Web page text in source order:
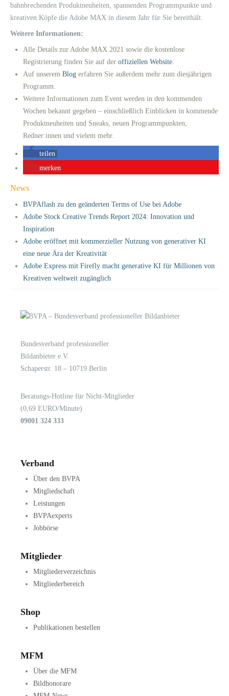
bahnbrechenden Produktneuheiten, spannenden Programmpunkte und
kreativen Köpfe die Adobe MAX in diesem Jahr für Sie bereithält.
Weitere Informationen:
Alle Details zur Adobe MAX 2021 sowie die kostenlose
Registrierung finden Sie auf der offiziellen Website.
Auf unserem Blog erfahren Sie außerdem mehr zum diesjährigen
Programm.
Weitere Informationen zum Event werden in den kommenden
Wochen bekannt gegeben – einschließlich Einblicken in kommende
Produktneuheiten und Sneaks, neuen Programmpunkten,
Redner:innen und vielem mehr.
teilen
merken
News
BVPAflash zu den geänderten Terms of Use bei Adobe
Adobe Stock Creative Trends Report 2024: Innovation und
Inspiration
Adobe eröffnet mit kommerzieller Nutzung von generativer KI
eine neue Ära der Kreativität
Adobe Express mit Firefly macht generative KI für Millionen von
Kreativen weltweit zugänglich
Bundesverband professioneller
Bildanbieter e.V.
Schaperstr. 18 – 10719 Berlin
Beratungs-Hotline für Nicht-Mitglieder
(0,69 EURO/Minute)
09001 324 333
Verband
Über den BVPA
Mitgliedschaft
Leistungen
BVPAexperts
Jobbörse
Mitglieder
Mitgliederverzeichnis
Mitgliederbereich
Shop
Publikationen bestellen
MFM
Über die MFM
Bildhonorare